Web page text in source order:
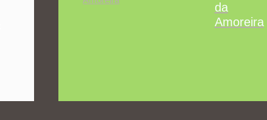
da
Amoreira